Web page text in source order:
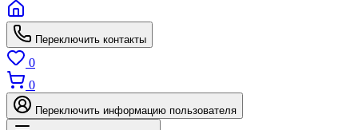
Переключить контакты
0
0
Переключить информацию пользователя